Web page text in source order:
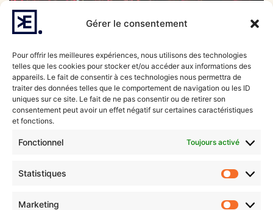
Gérer le consentement
Pour offrir les meilleures expériences, nous utilisons des technologies
telles que les cookies pour stocker et/ou accéder aux informations des
appareils. Le fait de consentir à ces technologies nous permettra de
traiter des données telles que le comportement de navigation ou les ID
uniques sur ce site. Le fait de ne pas consentir ou de retirer son
consentement peut avoir un effet négatif sur certaines caractéristiques
et fonctions.
Fonctionnel Toujours activé
Statistiques
Marketing
Créons de belles histoires ensemble
Nous faisons aussi
de l'événementiel
En savoir plus